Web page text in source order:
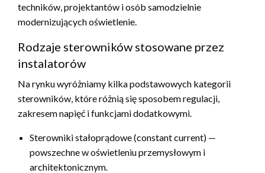
techników, projektantów i osób samodzielnie
modernizujących oświetlenie.
Rodzaje sterowników stosowane przez
instalatorów
Na rynku wyróżniamy kilka podstawowych kategorii
sterowników, które różnią się sposobem regulacji,
zakresem napięć i funkcjami dodatkowymi.
Sterowniki stałoprądowe (constant current) —
powszechne w oświetleniu przemysłowym i
architektonicznym.